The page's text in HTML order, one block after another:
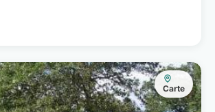
Carte